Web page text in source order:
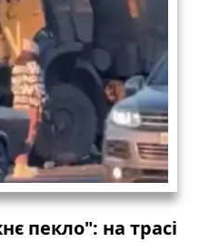
пекло": на трасі